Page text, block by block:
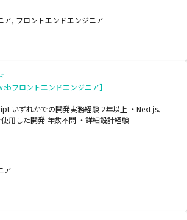
ア, フロントエンドエンジニア
フロントエンドエンジニア】
いずれかでの開発実務経験 2年以上 ・Next.js、
用した開発 年数不問 ・詳細設計経験
ア